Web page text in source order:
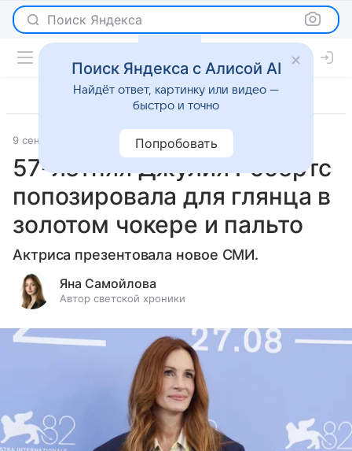
Поиск Яндекса
9 сентября 2025 Леди Mail Светская жизнь
57-летняя Джулия Робертс
попозировала для глянца в
золотом чокере и пальто
Актриса презентовала новое СМИ.
Яна Самойлова
Автор светской хроники
Поиск Яндекса с Алисой AI
Найдёт ответ, картинку или видео —
быстро и точно
Попробовать